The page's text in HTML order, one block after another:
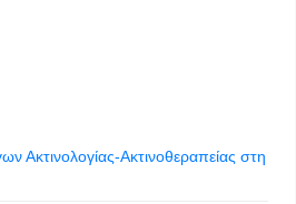
Ακτινολογίας-Ακτινοθεραπείας στη